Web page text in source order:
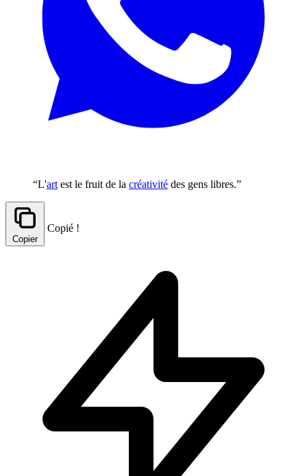
“L'art est le fruit de la créativité des gens libres.”
Copier
Copié !